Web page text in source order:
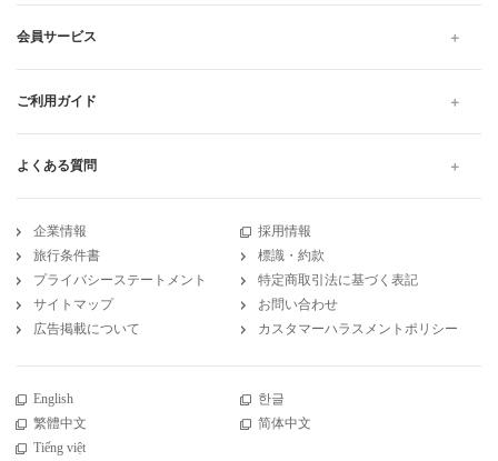
会員サービス
ご利用ガイド
よくある質問
企業情報
採用情報
旅行条件書
標識・約款
プライバシーステートメント
特定商取引法に基づく表記
サイトマップ
お問い合わせ
広告掲載について
カスタマーハラスメントポリシー
English
한글
繁體中文
简体中文
Tiếng việt